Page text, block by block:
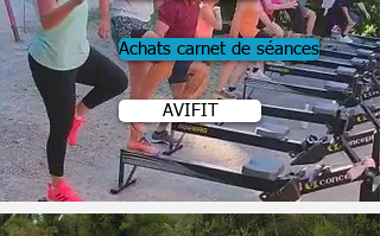
Achats carnet de séances
AVIFIT